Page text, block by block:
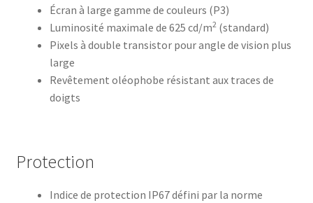
Écran à large gamme de couleurs (P3)
Luminosité maximale de 625 cd/m2(standard)
Pixels à double transistor pour angle de vision plus
large
Revêtement oléophobe résistant aux traces de
doigts
Protection
Indice de protection IP67 défini par la norme